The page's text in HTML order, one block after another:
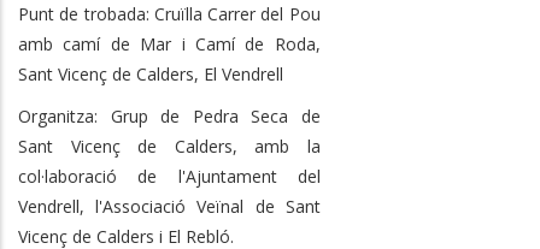
Punt de trobada: Cruïlla Carrer del Pou
amb camí de Mar i Camí de Roda,
Sant Vicenç de Calders, El Vendrell
Organitza: Grup de Pedra Seca de
Sant Vicenç de Calders, amb la
col·laboració de l'Ajuntament del
Vendrell, l'Associació Veïnal de Sant
Vicenç de Calders i El Rebló.